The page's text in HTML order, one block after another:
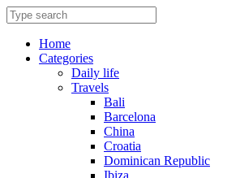
Skip
to
contentHome
Categories
Daily life
Travels
Bali
Barcelona
China
Croatia
Dominican Republic
Ibiza